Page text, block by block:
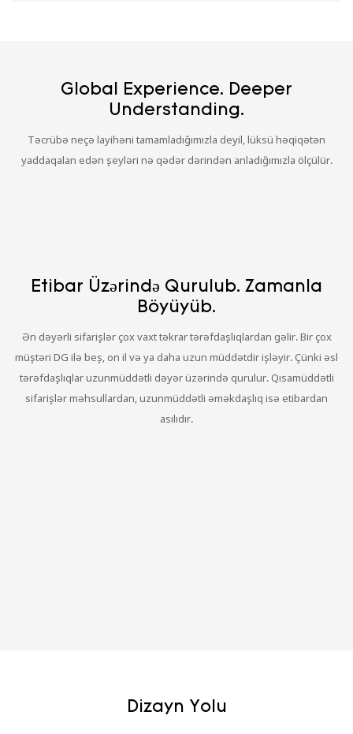
Global Experience. Deeper
Understanding.
Təcrübə neçə layihəni tamamladığımızla deyil, lüksü həqiqətən
yaddaqalan edən şeyləri nə qədər dərindən anladığımızla ölçülür.
Etibar Üzərində Qurulub. Zamanla
Böyüyüb.
Ən dəyərli sifarişlər çox vaxt təkrar tərəfdaşlıqlardan gəlir. Bir çox
müştəri DG ilə beş, on il və ya daha uzun müddətdir işləyir. Çünki əsl
tərəfdaşlıqlar uzunmüddətli dəyər üzərində qurulur. Qısamüddətli
sifarişlər məhsullardan, uzunmüddətli əməkdaşlıq isə etibardan
asılıdır.
Dizayn Yolu